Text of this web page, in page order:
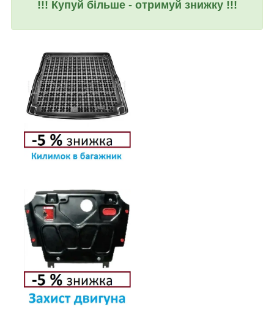
!!! Купуй більше - отримуй знижку !!!